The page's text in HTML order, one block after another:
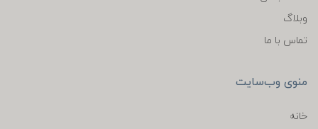
وبلاگ
تماس با ما
منوی وب‌سایت
خانه